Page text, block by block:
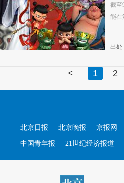
截至
能在
出处
< 1 2
北京日报 北京晚报 京报网
中国青年报 21世纪经济报道